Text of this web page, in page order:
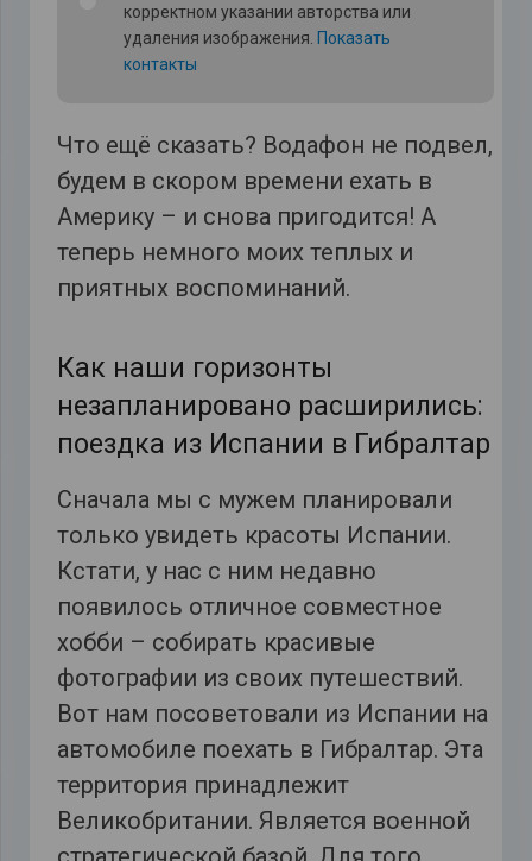
корректном указании авторства или
удаления изображения. Показать
контакты
Что ещё сказать? Водафон не подвел,
будем в скором времени ехать в
Америку – и снова пригодится! А
теперь немного моих теплых и
приятных воспоминаний.
Как наши горизонты
незапланировано расширились:
поездка из Испании в Гибралтар
Сначала мы с мужем планировали
только увидеть красоты Испании.
Кстати, у нас с ним недавно
появилось отличное совместное
хобби – собирать красивые
фотографии из своих путешествий.
Вот нам посоветовали из Испании на
автомобиле поехать в Гибралтар. Эта
территория принадлежит
Великобритании. Является военной